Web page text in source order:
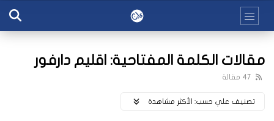
مقالات الكلمة المفتاحية: اقليم دارفور
47 مقالة
تصنيف علي حسب: اﻷكثر مشاهدة